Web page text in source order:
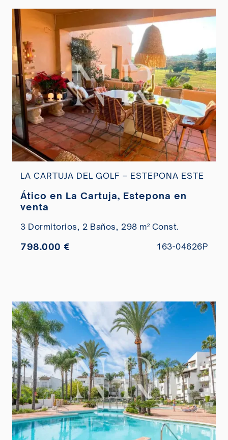
LA CARTUJA DEL GOLF – ESTEPONA ESTE
Ático en La Cartuja, Estepona en
venta
3 Dormitorios, 2 Baños, 298 m² Const.
798.000 € 163-04626P